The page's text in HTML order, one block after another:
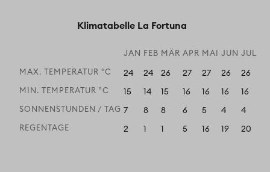
Klimatabelle La Fortuna
JAN FEB MÄR APR MAI JUN JUL
MAX. TEMPERATUR °C 24 24 26 27 27 26 26
MIN. TEMPERATUR °C 15 14 15 16 16 16 16
SONNENSTUNDEN / TAG 7 8 8 6 5 4 4
REGENTAGE 2 1 1 5 16 19 20